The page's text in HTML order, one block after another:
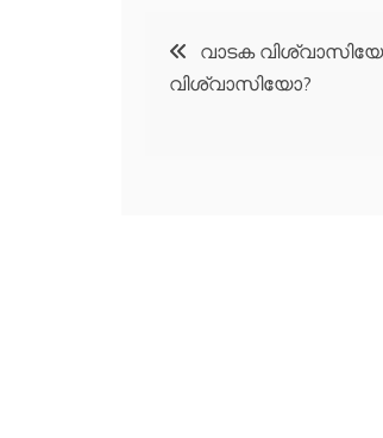
Post
navigation
വാടക
വിശ്വാസിയോ?